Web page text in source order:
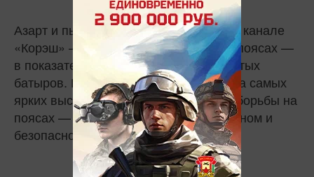
Азарт и пыл схватки ждет зрителей на канале
«Корэш» — национальной борьбы на поясах —
в показательных выступлениях именитых
батыров. Исторические кадры, хроника самых
ярких выступлений, события из мира борьбы на
поясах — все это в максимально удобном и
безопасном для зрителей формате.